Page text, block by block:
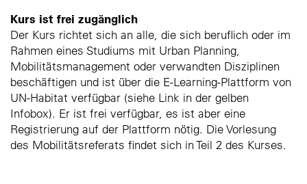
Kurs ist frei zugänglich
Der Kurs richtet sich an alle, die sich beruflich oder im
Rahmen eines Studiums mit Urban Planning,
Mobilitätsmanagement oder verwandten Disziplinen
beschäftigen und ist über die E-Learning-Plattform von
UN-Habitat verfügbar (siehe Link in der gelben
Infobox). Er ist frei verfügbar, es ist aber eine
Registrierung auf der Plattform nötig. Die Vorlesung
des Mobilitätsreferats findet sich in Teil 2 des Kurses.